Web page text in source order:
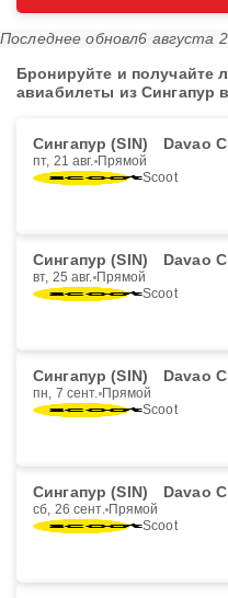
Последнее обновл6 августа
Бронируйте и получайте
авиабилеты из Сингапур
Сингапур (SIN) Davao
пт, 21 авг. Прямой
Scoot
Сингапур (SIN) Davao
вт, 25 авг. Прямой
Scoot
Сингапур (SIN) Davao
пн, 7 сент. Прямой
Scoot
Сингапур (SIN) Davao
сб, 26 сент. Прямой
Scoot